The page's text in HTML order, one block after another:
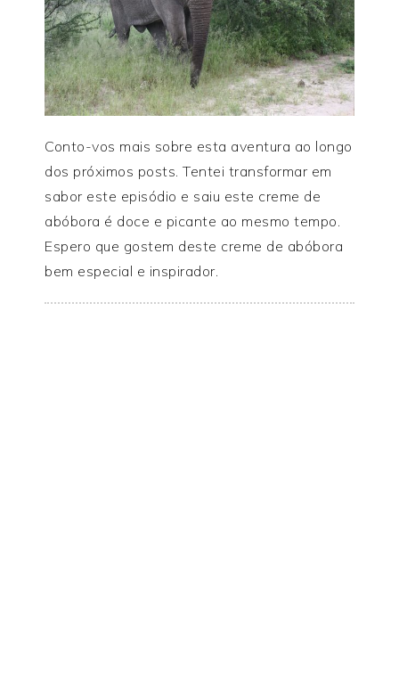
Conto-vos mais sobre esta aventura ao longo
dos próximos posts. Tentei transformar em
sabor este episódio e saiu este creme de
abóbora é doce e picante ao mesmo tempo.
Espero que gostem deste creme de abóbora
bem especial e inspirador.